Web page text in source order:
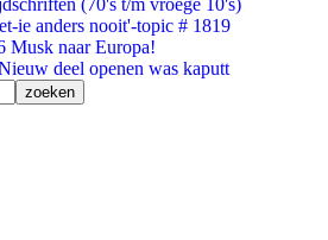
(70's t/m vroege 10's)
ie anders nooit'-topic # 1819
Musk naar Europa!
deel openen was kaputt